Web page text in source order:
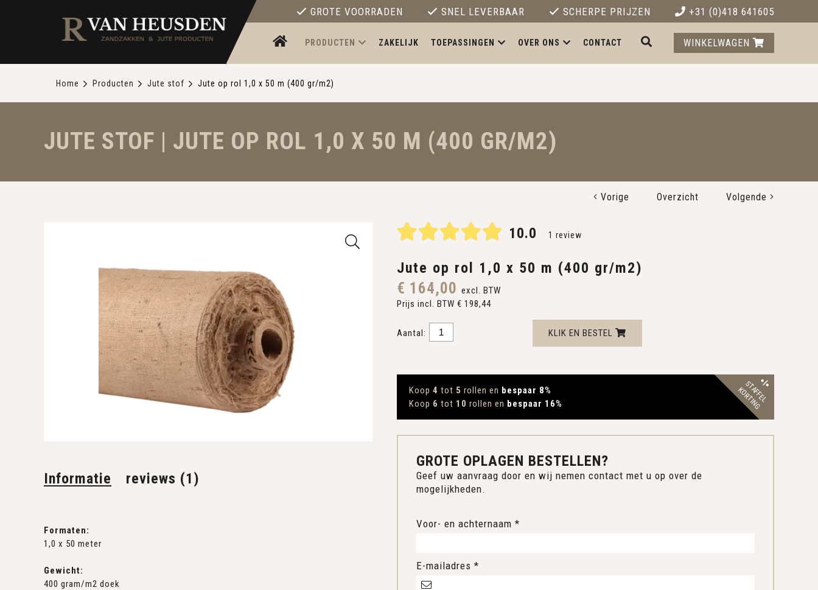
GROTE VOORRADEN SNEL LEVERBAAR SCHERPE PRIJZEN +31 (0)418 641605
WINKELWAGEN
PRODUCTEN ZAKELIJK TOEPASSINGEN OVER ONS CONTACT
Home Producten Jute stof Jute op rol 1,0 x 50 m (400 gr/m2)
JUTE STOF | JUTE OP ROL 1,0 X 50 M (400 GR/M2)
Vorige Overzicht Volgende
Informatie reviews (1)
Formaten:
1,0 x 50 meter
Gewicht:
400 gram/m2 doek
10.0 1 review
Jute op rol 1,0 x 50 m (400 gr/m2)
€ 164,00 excl. BTW
Prijs incl. BTW € 198,44
Aantal: KLIK EN BESTEL
Koop 4 tot 5 rollen en bespaar 8%
Koop 6 tot 10 rollen en bespaar 16% STAFFEL
KORTING
GROTE OPLAGEN BESTELLEN?
Geef uw aanvraag door en wij nemen contact met u op over de
mogelijkheden.
Voor- en achternaam *
E-mailadres *